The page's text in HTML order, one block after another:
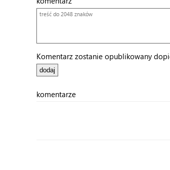
Komentarz zostanie opublikowany
komentarze